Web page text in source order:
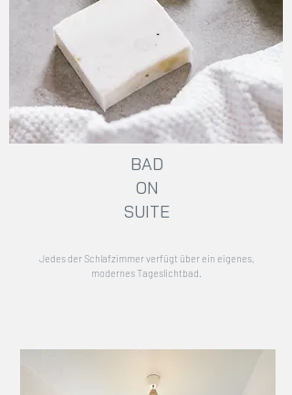
BAD
ON
SUITE
Jedes der Schlafzimmer verfügt über ein eigenes,
modernes Tageslichtbad.